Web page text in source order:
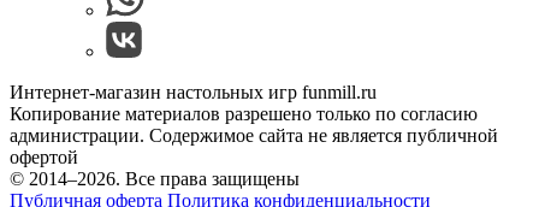
Интернет-магазин настольных игр funmill.ru
Копирование материалов разрешено только по согласию
администрации. Содержимое сайта не является публичной
офертой
© 2014–2026. Все права защищены
Публичная оферта Политика конфиденциальности